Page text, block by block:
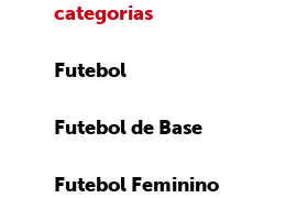
categorias
Futebol
Futebol de Base
Futebol Feminino